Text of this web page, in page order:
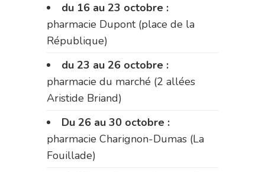
du 16 au 23 octobre :
pharmacie Dupont (place de la
République)
du 23 au 26 octobre :
pharmacie du marché (2 allées
Aristide Briand)
Du 26 au 30 octobre :
pharmacie Charignon-Dumas (La
Fouillade)